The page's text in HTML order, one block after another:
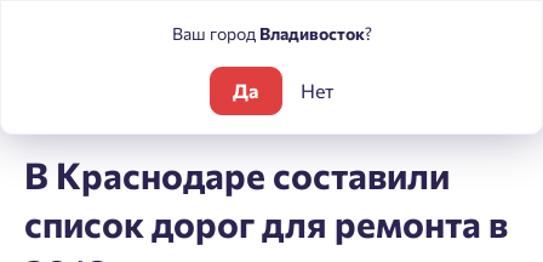
В Краснодаре составили список дорог для
В Краснодаре составили
список дорог для ремонта в
Ваш город Владивосток?
Да Нет